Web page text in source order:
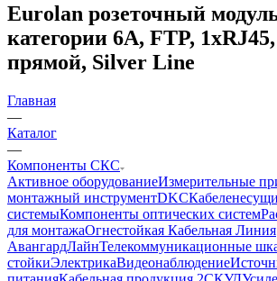
Eurolan розеточный
категории 6A, FTP,
прямой, Silver Line
Главная
—
Каталог
—
Компоненты СКС
Активное оборудованиеИзмерительные
монтажный инструментDKC
системыКомпоненты оптических систем
для монтажаОгнестойкая Кабельная Линия
АвангардЛайнТелекоммуникационные
стойкиЭлектрикаВидеонаблюдение